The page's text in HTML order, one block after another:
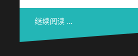
继续阅读 …